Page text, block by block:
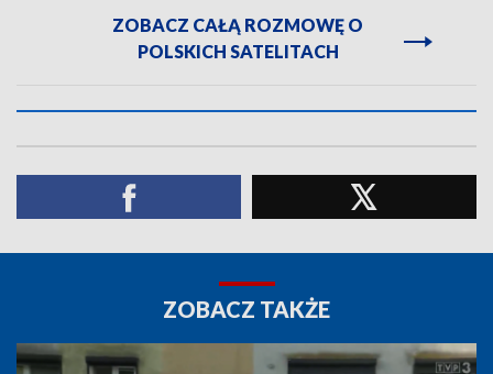
ZOBACZ CAŁĄ ROZMOWĘ O
POLSKICH SATELITACH
ZOBACZ TAKŻE